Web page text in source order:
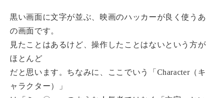
黒い画面に文字が並ぶ、映画のハッカーが良く使うあ
の画面です。
見たことはあるけど、操作したことはないという方が
ほとんど
だと思います。ちなみに、ここでいう「Character（キ
ャラクター）」